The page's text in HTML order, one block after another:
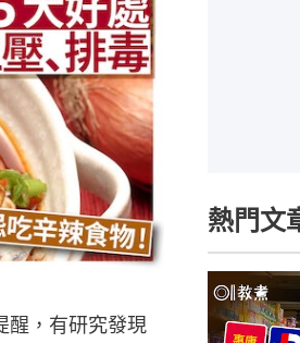
醒，有研究發現
熱門文